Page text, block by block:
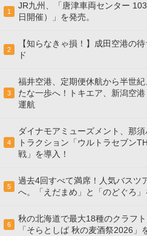
1
JR九州、「唐津車両センター
日開催）」を発売。
2
【知らなきゃ損！】成田空港の
ド
3
福井空港、定期便休航から半世
たな一歩へ！トキエア、新潟空
運航
4
ダイナモアミューズメント、那
トラクション「ウルトラセブン
戦」を導入！
5
過去4回すべて満席！人気バスツ
へ。「えだまめ」と「のどぐろ
6
秋の北海道で最大18種のクラフ
「そらとしば 秋の麦酒祭2026」